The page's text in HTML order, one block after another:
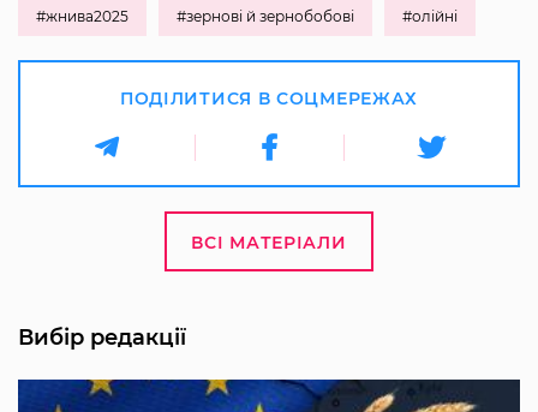
#жнива2025 #зернові й зернобобові #олійні
ПОДІЛИТИСЯ В СОЦМЕРЕЖАХ
ВСІ МАТЕРІАЛИ
Вибір редакції